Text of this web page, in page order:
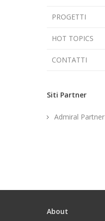
PROGETTI
HOT TOPICS
CONTATTI
Siti Partner
Admiral Partner
About